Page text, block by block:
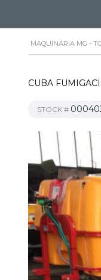
MAQUINARIA MG -
CUBA
STOCK #